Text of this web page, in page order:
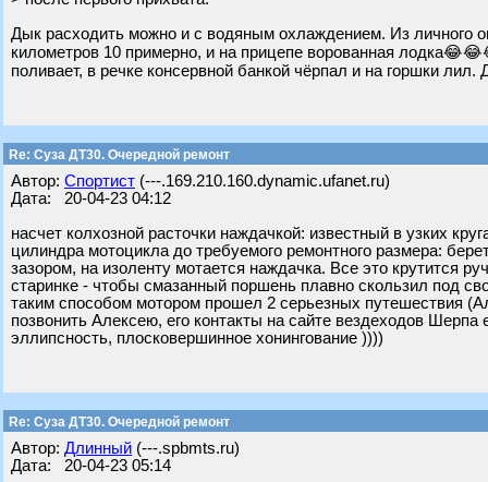
Дык расходить можно и с водяным охлаждением. Из личного
километров 10 примерно, и на прицепе ворованная
поливает, в речке консервной банкой чёрпал и на горшки
Re: Суза ДТ30. Очередной ремонт
Автор: Спортист (---.169.210.160.dynamic.ufanet.ru)
Дата: 20-04-23 04:12
насчет колхозной расточки наждачкой: известный в узких
цилиндра мотоцикла до требуемого ремонтного размера:
зазором, на изоленту мотается наждачка. Все это крутится
старинке - чтобы смазанный поршень плавно скользил под
таким способом мотором прошел 2 серьезных путешествия
позвонить Алексею, его контакты на сайте вездеходов
эллипсность, плосковершинное хонингование ))))
Re: Суза ДТ30. Очередной ремонт
Автор: Длинный (---.spbmts.ru)
Дата: 20-04-23 05:14